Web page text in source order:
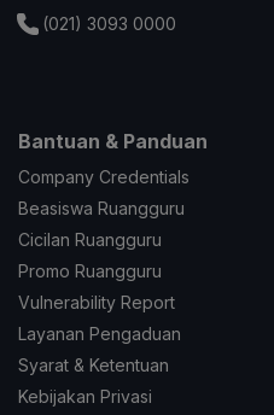
(021) 3093 0000
Bantuan & Panduan
Company Credentials
Beasiswa Ruangguru
Cicilan Ruangguru
Promo Ruangguru
Vulnerability Report
Layanan Pengaduan
Syarat & Ketentuan
Kebijakan Privasi